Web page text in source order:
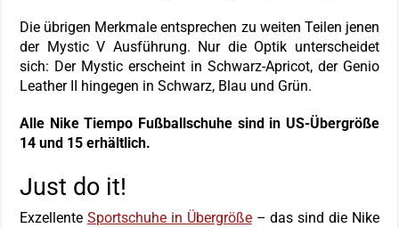
Die übrigen Merkmale entsprechen zu weiten Teilen jenen
der Mystic V Ausführung. Nur die Optik unterscheidet
sich: Der Mystic erscheint in Schwarz-Apricot, der Genio
Leather II hingegen in Schwarz, Blau und Grün.
Alle Nike Tiempo Fußballschuhe sind in US-Übergröße
14 und 15 erhältlich.
Just do it!
ExzellenteSportschuhe in Übergröße– das sind die Nike